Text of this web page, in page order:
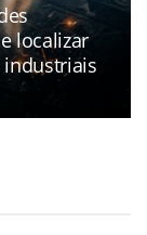
localizar
industriais